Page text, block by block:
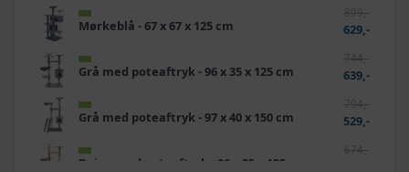
Mørkeblå - 67 x 67 x 125 cm
899,-
629,-
Grå med poteaftryk - 96 x 35 x 125 cm
744,-
639,-
Grå med poteaftryk - 97 x 40 x 150 cm
794,-
529,-
Beige med poteaftryk - 96 x 35 x 125 cm
674,-